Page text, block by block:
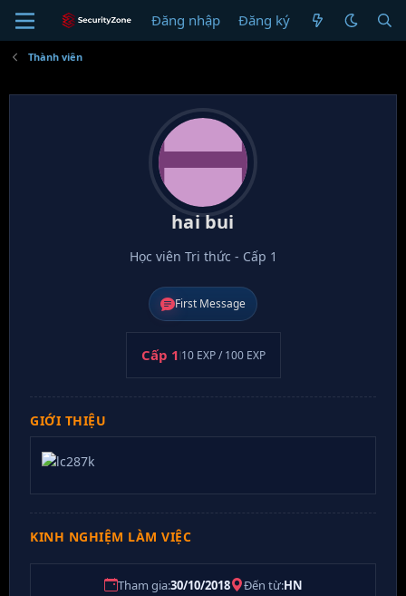
Đăng nhập Đăng ký
Thành viên H
hai bui
Học viên Tri thức - Cấp 1
First Message
Cấp 1 10 EXP / 100 EXP
GIỚI THIỆU
KINH NGHIỆM LÀM VIỆC
Tham gia:30/10/2018 Đến từ:HN